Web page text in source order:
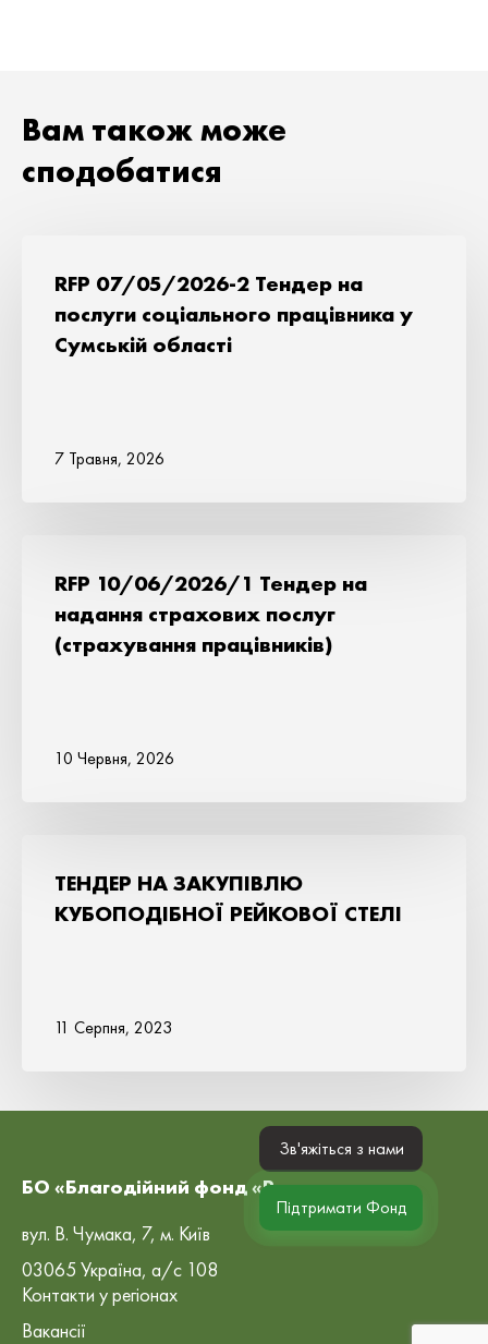
Вам також може
сподобатися
RFP 07/05/2026-2 Тендер на
послуги соціального працівника у
Сумській області
7 Травня, 2026
RFP 10/06/2026/1 Тендер на
надання страхових послуг
(страхування працівників)
10 Червня, 2026
ТЕНДЕР НА ЗАКУПІВЛЮ
КУБОПОДІБНОЇ РЕЙКОВОЇ СТЕЛІ
11 Серпня, 2023
БО «Благодійний фонд «Рокада»
вул. В. Чумака, 7, м. Київ
03065 Україна, а/с 108
Контакти у регіонах
Вакансії
Зв'яжіться з нами
Підтримати Фонд